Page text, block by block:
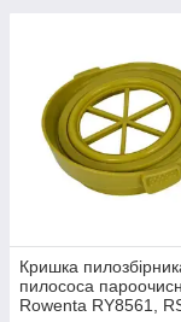
Кришка
пилососа
Rowenta RY8561,